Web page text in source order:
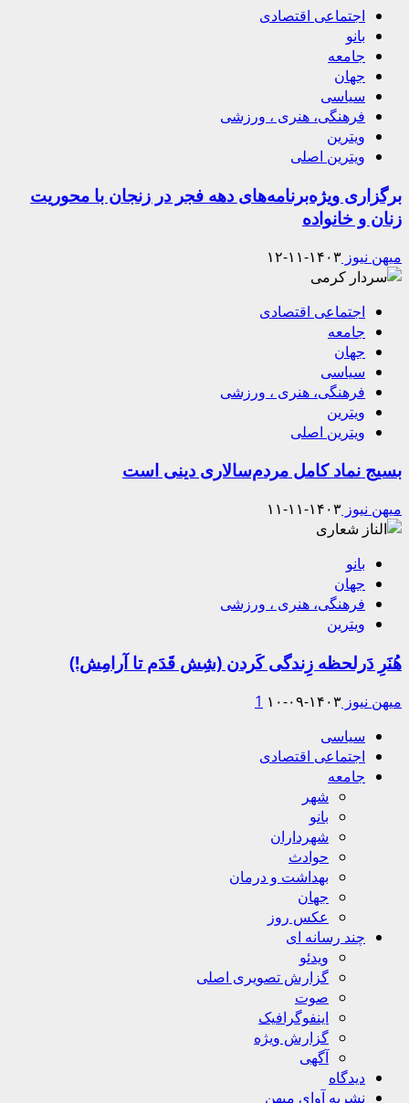
اجتماعی اقتصادی
بانو
جامعه
جهان
سیاسی
فرهنگی، هنری ، ورزشی
ویترین
ویترین اصلی
برگزاری ویژه‌برنامه‌های دهه فجر در زنجان با محوریت
زنان و خانواده
میهن نیوز ۱۴۰۳-۱۱-۱۲
اجتماعی اقتصادی
جامعه
جهان
سیاسی
فرهنگی، هنری ، ورزشی
ویترین
ویترین اصلی
بسیج نماد کامل مردم‌سالاری دینی است
میهن نیوز ۱۴۰۳-۱۱-۱۱
بانو
جهان
فرهنگی، هنری ، ورزشی
ویترین
هُنَرِ دَرلحظه زِندگی کَردن (شِش قَدَم تا آرامِش!)
میهن نیوز ۱۴۰۳-۰۹-۱۰
1
Primary
Menu
سیاسی
اجتماعی اقتصادی
جامعه
شهر
بانو
شهرداران
حوادث
بهداشت و درمان
جهان
عکس روز
چند رسانه ای
ویدئو
گزارش تصویری اصلی
صوت
اینفوگرافیک
گزارش ویژه
آگهی
دیدگاه
نشریه آوای میهن